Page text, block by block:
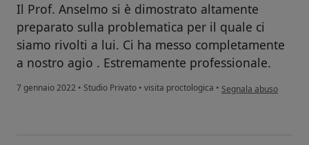
Il Prof. Anselmo si è dimostrato altamente
preparato sulla problematica per il quale ci
siamo rivolti a lui. Ci ha messo completamente
a nostro agio . Estremamente professionale.
7 gennaio 2022 • Studio Privato • visita proctologica • secondo l'opinione
Segnala abuso